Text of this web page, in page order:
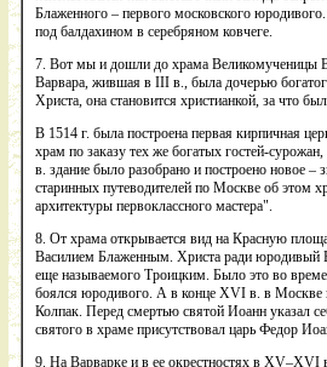
Блаженного – первого московского
под балдахином в серебряном ковчеге.
7. Вот мы и дошли до храма Великомученицы
Варвара, жившая в III в., была дочерью
Христа, она становится христианкой, за что
В 1514 г. была построена первая кирпичная
храм по заказу тех же богатых гостей-
в. здание было разобрано и построено новое
старинных путеводителей по Москве об этом
архитектуры первоклассного мастера".
8. От храма открывается вид на Красную
Василием Блаженным. Христа ради юродивый
еще называемого Троицким. Было это во
боялся юродивого. А в конце XVI в. в
Колпак. Перед смертью святой Иоанн указал
святого в храме присутствовал царь Федор
9. На Варварке и в ее окрестностях в XV–XVI